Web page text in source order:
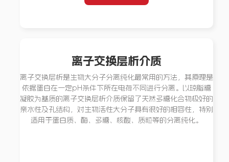
离子交换层析介质
离子交换层析是生物大分子分离纯化最常用的方法，其原理是
依据蛋白在一定pH条件下所在电荷不同进行分离。以琼脂糖
凝胶为基质的离子交换层析介质保留了天然多糖化合物极好的
亲水性及孔结构，对生物活性大分子具有很好的相容性，特别
适用于蛋白质、酶、多糖、核酸、质粒等的分离纯化。